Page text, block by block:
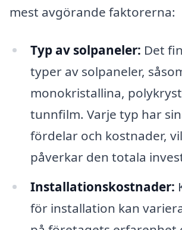
mest avgörande faktorerna:
Typ av solpaneler: Det
typer av solpaneler,
monokristallina,
tunnfilm. Varje typ har
fördelar och kostnader,
påverkar den totala
Installationskostnader:
för installation kan